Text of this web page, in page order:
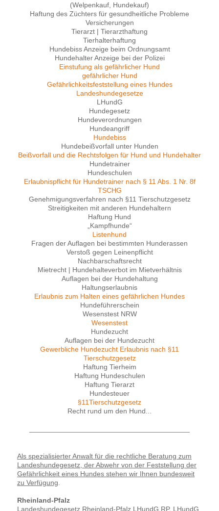
(Welpenkauf, Hundekauf)
Haftung des Züchters für gesundheitliche Probleme
Versicherungen
Tierarzt | Tierarzthaftung
Tierhalterhaftung
Hundebiss Anzeige beim Ordnungsamt
Hundehalter Anzeige bei der Polizei
Einstufung als gefährlicher Hund
gefährlicher Hund
Gefährlichkeitsfeststellung eines Hundes
Landeshundegesetze
LHundG
Hundegesetz
Hundeverordnungen
Hundeangriff
Hundebiss
Hundebeißvorfall unter Hunden
Beißvorfall und die Rechtsfolgen für Hund und Hundehalter
Hundetrainer
Hundeschulen
Erlaubnispflicht für Hundetrainer nach § 11 Abs. 1 Nr. 8f
TSCHG
Genehmigungsverfahren nach §11 Tierschutzgesetz
Streitigkeiten mit anderen Hundehaltern
Haftung Hund
„Kampfhunde“
Listenhund
Fragen der Auflagen bei bestimmten Hunderassen
Verstoß gegen Leinenpflicht
Nachbarschaftsrecht
Mietrecht | Hundehalteverbot im Mietverhältnis
Auflagen bei der Hundehaltung
Haltungserlaubnis
Erlaubnis zum Halten eines gefährlichen Hundes
Hundeführerschein
Wesenstest NRW
Wesenstest
Hundezucht
Auflagen bei der Hundezucht
Gewerbliche Hundezucht Erlaubnis nach §11
Tierschutzgesetz
Haftung Tierheim
Haftung Hundeschulen
Haftung Tierarzt
Hundesteuer
§11Tierschutzgesetz
Recht rund um den Hund...
Als spezialisierter Anwalt für die rechtliche Beratung zum
Landeshundegesetz, der Abwehr von der Feststellung der
Gefährlichkeit eines Hundes stehen wir Ihnen bundesweit
zu Verfügung
Rheinland-Pfalz
Landeshundegesetz Rheinland-Pfalz LHundG,RP, LHundG